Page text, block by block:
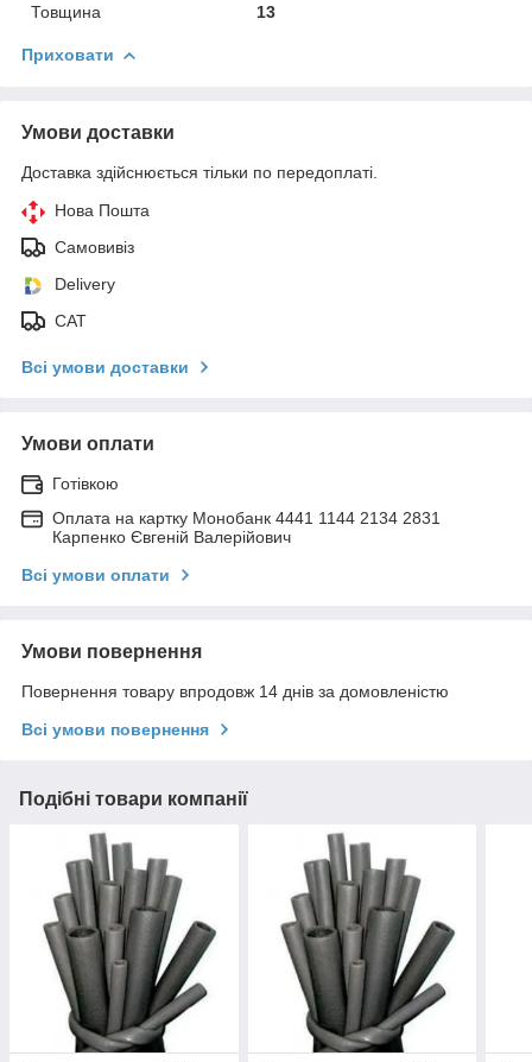
Товщина
13
Приховати
Умови доставки
Доставка здійснюється тільки по передоплаті.
Нова Пошта
Самовивіз
Delivery
САТ
Всі умови доставки
Умови оплати
Готівкою
Оплата на картку Монобанк 4441 1144 2134 2831
Карпенко Євгеній Валерійович
Всі умови оплати
Умови повернення
Повернення товару впродовж 14 днів за домовленістю
Всі умови повернення
Подібні товари компанії